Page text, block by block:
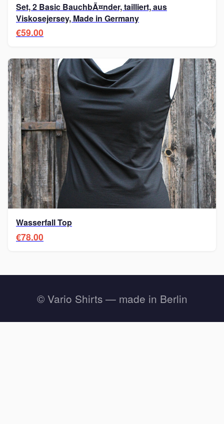
Set, 2 Basic BauchbÃ¤nder, tailliert, aus
Viskosejersey, Made in Germany
€59.00
Wasserfall Top
€78.00
© Vario Shirts — made in Berlin